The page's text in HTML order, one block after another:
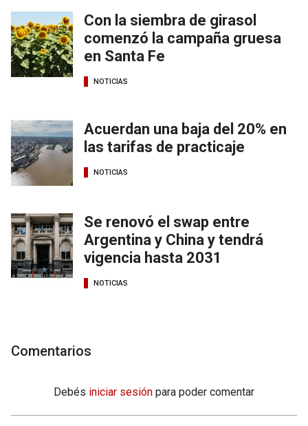
Con la siembra de girasol
comenzó la campaña gruesa
en Santa Fe
NOTICIAS
Acuerdan una baja del 20% en
las tarifas de practicaje
NOTICIAS
Se renovó el swap entre
Argentina y China y tendrá
vigencia hasta 2031
NOTICIAS
Comentarios
Debés iniciar sesión para poder comentar